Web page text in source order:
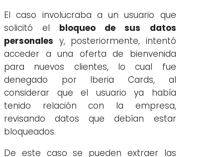
El caso involucraba a un usuario que
solicitó el bloqueo de sus datos
personales y, posteriormente, intentó
acceder a una oferta de bienvenida
para nuevos clientes, lo cual fue
denegado por Iberia Cards, al
considerar que el usuario ya había
tenido relación con la empresa,
revisando datos que debían estar
bloqueados.
De este caso se pueden extraer las